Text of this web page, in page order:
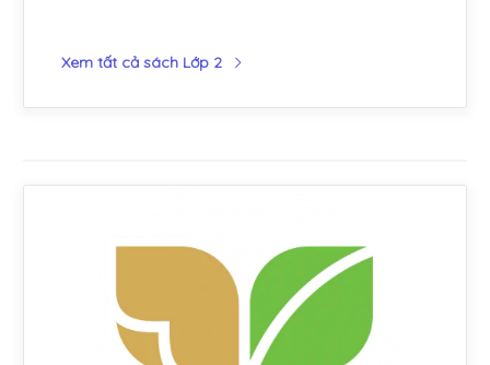
Xem tất cả sách Lớp 2